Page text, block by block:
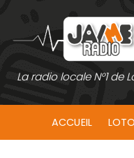
contenu
La radio locale N°1 de
ACCUEIL